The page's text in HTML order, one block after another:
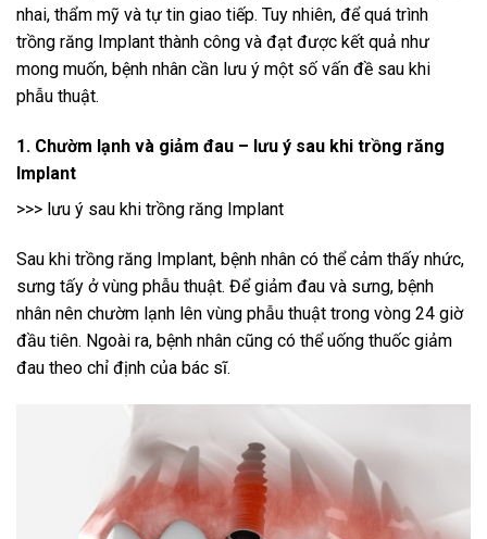
nhai, thẩm mỹ và tự tin giao tiếp. Tuy nhiên, để quá trình
trồng răng Implant thành công và đạt được kết quả như
mong muốn, bệnh nhân cần lưu ý một số vấn đề sau khi
phẫu thuật.
1. Chườm lạnh và giảm đau – lưu ý sau khi trồng răng
Implant
>>> lưu ý sau khi trồng răng Implant
Sau khi trồng răng Implant, bệnh nhân có thể cảm thấy nhức,
sưng tấy ở vùng phẫu thuật. Để giảm đau và sưng, bệnh
nhân nên chườm lạnh lên vùng phẫu thuật trong vòng 24 giờ
đầu tiên. Ngoài ra, bệnh nhân cũng có thể uống thuốc giảm
đau theo chỉ định của bác sĩ.